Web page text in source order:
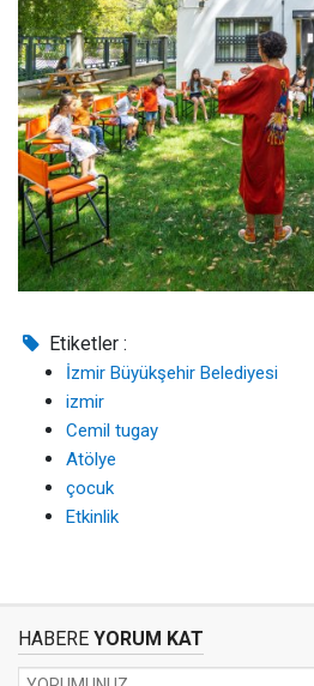
Etiketler :
İzmir Büyükşehir Belediyesi
izmir
Cemil tugay
Atölye
çocuk
Etkinlik
HABERE YORUM KAT